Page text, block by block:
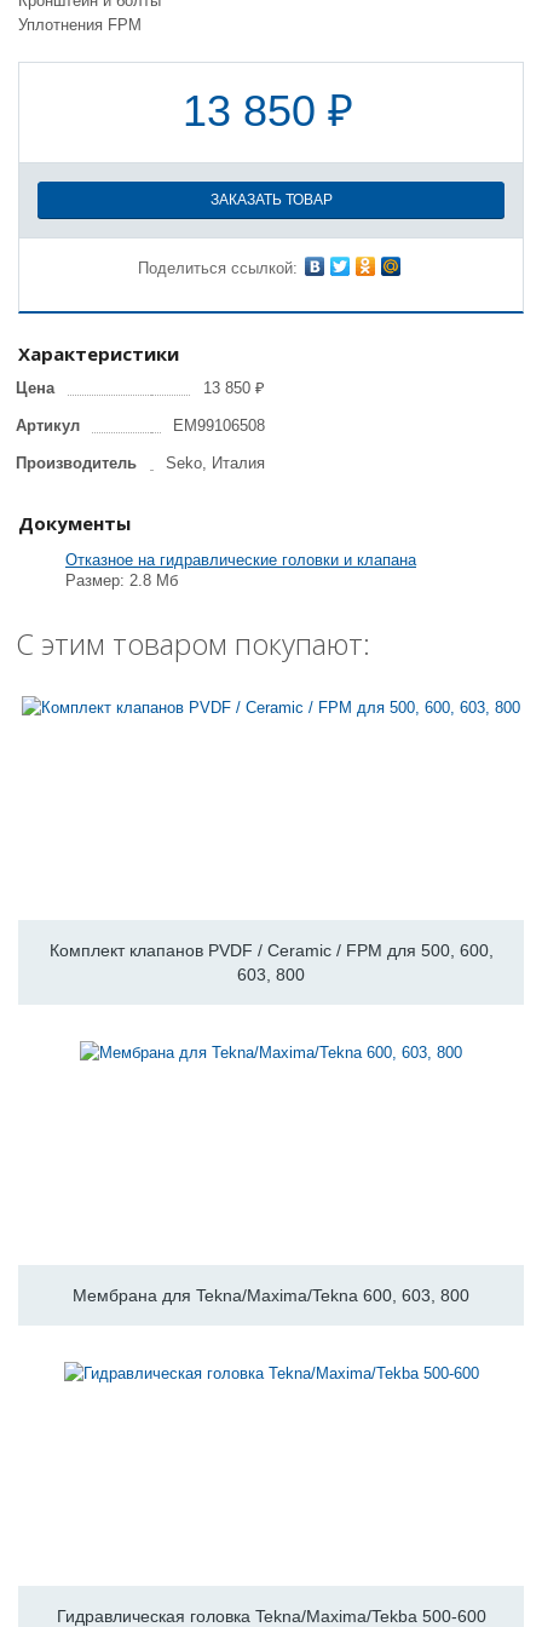
Уплотнения FPM
13 850 ₽
ЗАКАЗАТЬ ТОВАР
Поделиться ссылкой:
Характеристики
Цена 13 850 ₽
Артикул EM99106508
Производитель Seko, Италия
Документы
Отказное на гидравлические головки и клапана
Размер: 2.8 Мб
С этим товаром покупают:
Комплект клапанов PVDF / Ceramic / FPM для 500, 600,
603, 800
Мембрана для Tekna/Maxima/Tekna 600, 603, 800
Гидравлическая головка Tekna/Maxima/Tekba 500-600